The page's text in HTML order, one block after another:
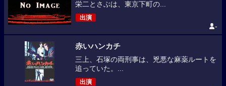
栄二とさぶは、東京下町の...
出演
-
赤いハンカチ
三上、石塚の両刑事は、兇悪な麻薬ルートを
追っていた。...
出演